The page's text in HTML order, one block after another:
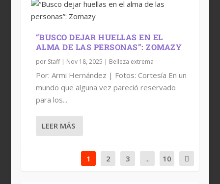
“BUSCO DEJAR HUELLAS EN EL
ALMA DE LAS PERSONAS”: ZOMAZY
por Staff| Nov 18, 2025 | Belleza extrema
Por: Armi Hernández | Fotos: Cortesía En un
mundo que alguna vez pareció reservado
para los...
LEER MÁS
1 2 3 ... 10